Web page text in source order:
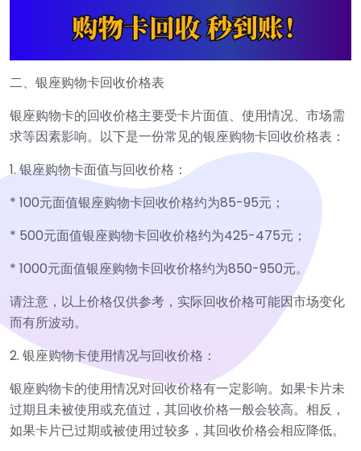
二、银座购物卡回收价格表
银座购物卡的回收价格主要受卡片面值、使用情况、市场需
求等因素影响。以下是一份常见的银座购物卡回收价格表：
1. 银座购物卡面值与回收价格：
* 100元面值银座购物卡回收价格约为85-95元；
* 500元面值银座购物卡回收价格约为425-475元；
* 1000元面值银座购物卡回收价格约为850-950元。
请注意，以上价格仅供参考，实际回收价格可能因市场变化
而有所波动。
2. 银座购物卡使用情况与回收价格：
银座购物卡的使用情况对回收价格有一定影响。如果卡片未
过期且未被使用或充值过，其回收价格一般会较高。相反，
如果卡片已过期或被使用过较多，其回收价格会相应降低。